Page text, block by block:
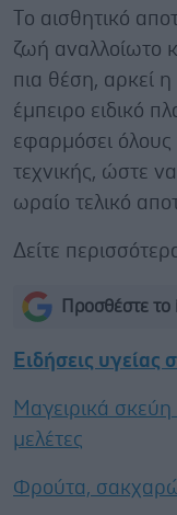
Tο αισθητικό
ζωή αναλλοίωτο
πια θέση, αρκεί η
έμπειρο ειδικό
εφαρμόσει όλους
τεχνικής, ώστε
ωραίο τελικό
Δείτε
Προσθέστε
Ειδήσεις υγείας
Μαγειρικά σκεύη
μελέτες
Φρούτα,